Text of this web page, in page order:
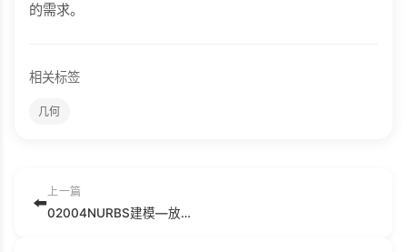
的需求。
相关标签
几何
⬅️
上一篇
02004NURBS建模—放样.mp4